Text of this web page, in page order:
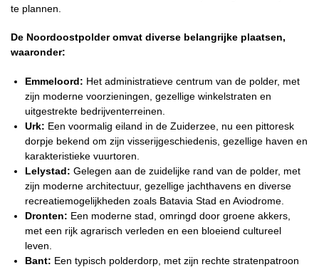
te plannen.
De Noordoostpolder omvat diverse belangrijke plaatsen,
waaronder:
Emmeloord: Het administratieve centrum van de polder, met
zijn moderne voorzieningen, gezellige winkelstraten en
uitgestrekte bedrijventerreinen.
Urk: Een voormalig eiland in de Zuiderzee, nu een pittoresk
dorpje bekend om zijn visserijgeschiedenis, gezellige haven en
karakteristieke vuurtoren.
Lelystad: Gelegen aan de zuidelijke rand van de polder, met
zijn moderne architectuur, gezellige jachthavens en diverse
recreatiemogelijkheden zoals Batavia Stad en Aviodrome.
Dronten: Een moderne stad, omringd door groene akkers,
met een rijk agrarisch verleden en een bloeiend cultureel
leven.
Bant: Een typisch polderdorp, met zijn rechte stratenpatroon